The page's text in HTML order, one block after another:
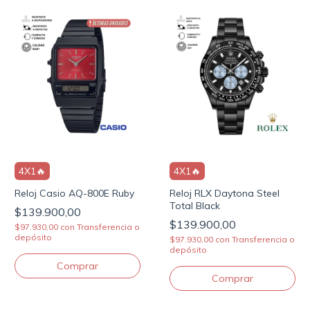
4X1🔥
Reloj Casio AQ-800E Ruby
$139.900,00
$97.930,00 con Transferencia o
depósito
4X1🔥
Reloj RLX Daytona Steel
Total Black
$139.900,00
$97.930,00 con Transferencia o
depósito